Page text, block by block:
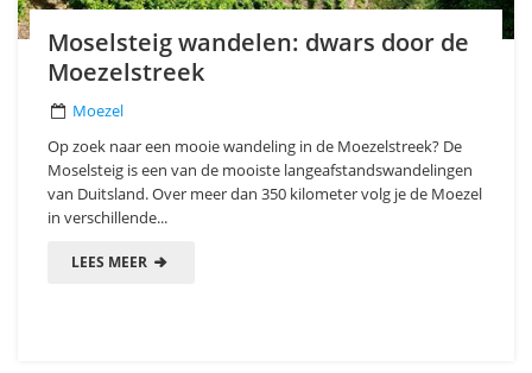
Moselsteig wandelen: dwars door de
Moezelstreek
Moezel
Op zoek naar een mooie wandeling in de Moezelstreek? De
Moselsteig is een van de mooiste langeafstandswandelingen
van Duitsland. Over meer dan 350 kilometer volg je de Moezel
in verschillende...
LEES MEER